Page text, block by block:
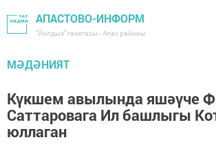
АПАСТОВО-ИНФОРМ
"Йолдыз" газетасы - Апас районы
МӘДӘНИЯТ
Күкшем авылында яшәүче
Саттаровага Ил башлыгы
юллаган